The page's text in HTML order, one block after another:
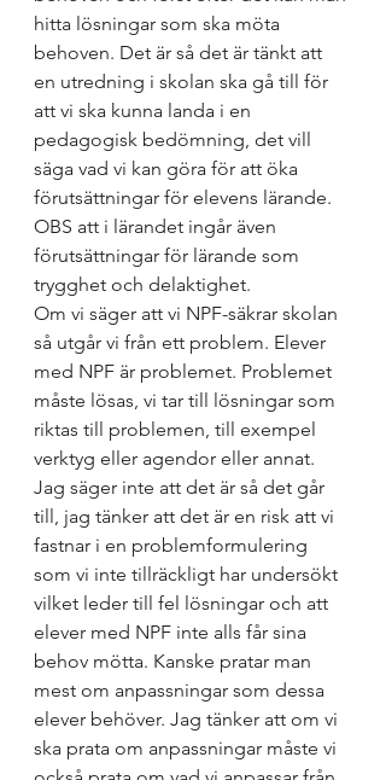
hitta lösningar som ska möta
behoven. Det är så det är tänkt att
en utredning i skolan ska gå till för
att vi ska kunna landa i en
pedagogisk bedömning, det vill
säga vad vi kan göra för att öka
förutsättningar för elevens lärande.
OBS att i lärandet ingår även
förutsättningar för lärande som
trygghet och delaktighet.
Om vi säger att vi NPF-säkrar skolan
så utgår vi från ett problem. Elever
med NPF är problemet. Problemet
måste lösas, vi tar till lösningar som
riktas till problemen, till exempel
verktyg eller agendor eller annat.
Jag säger inte att det är så det går
till, jag tänker att det är en risk att vi
fastnar i en problemformulering
som vi inte tillräckligt har undersökt
vilket leder till fel lösningar och att
elever med NPF inte alls får sina
behov mötta. Kanske pratar man
mest om anpassningar som dessa
elever behöver. Jag tänker att om vi
ska prata om anpassningar måste vi